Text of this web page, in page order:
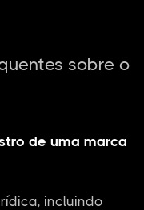
sobre o
de uma marca
incluindo